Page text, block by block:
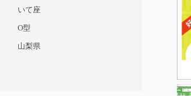
いて座
O型
山梨県